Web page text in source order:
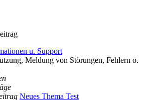
u. Support
Meldung von Störungen, Fehlern o.
Neues Thema Test